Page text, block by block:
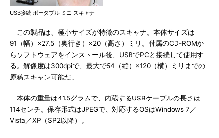
USB接続 ポータブル ミニ スキャナ
この製品は、極小サイズが特徴のスキャナ。本体サイズは
91（幅）×27.5（奥行き）×20（高さ）ミリ。付属のCD-ROMか
らソフトウェアをインストール後、USBでPCと接続して使用す
る。解像度は300dpiで、最大で54（縦）×120（横）ミリまでの
原稿スキャン可能だ。
本体の重量は41.5グラムで、内蔵するUSBケーブルの長さは
114センチ。保存形式はJPEGで、対応するOSはWindows 7／
Vista／XP（SP2以降）。